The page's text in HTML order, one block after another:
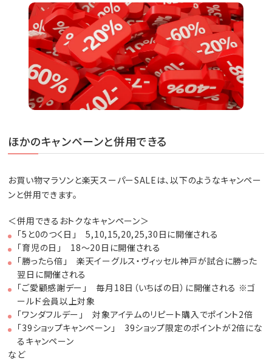
ほかのキャンペーンと併用できる
お買い物マラソンと楽天スーパーSALEは、以下のようなキャンペー
ンと併用できます。
＜併用できるおトクなキャンペーン＞
「5と0のつく日」 5,10,15,20,25,30日に開催される
「育児の日」 18～20日に開催される
「勝ったら倍」 楽天イーグルス・ヴィッセル神戸が試合に勝った
翌日に開催される
「ご愛顧感謝デー」 毎月18日（いちばの日）に開催される ※ゴ
ールド会員以上対象
「ワンダフルデー」 対象アイテムのリピート購入でポイント2倍
「39ショップキャンペーン」 39ショップ限定のポイントが2倍にな
るキャンペーン
など